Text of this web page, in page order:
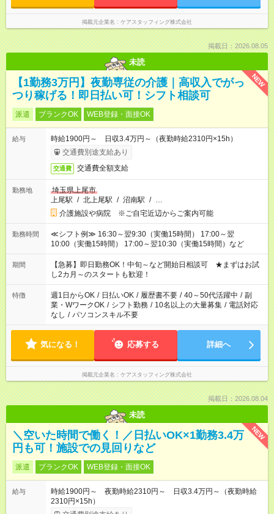
掲載元企業名 ケアスタッフィング株式会社
掲載日：2026.08.05
未読
NEW
【1勤務3万円】夜勤専従の介護｜高収入でがっ
つり稼げる！即日払い可！シフト相談可
派遣 ブランクOK WEB登録・面接OK
給与
時給1900円～ 日収3.4万円～（夜勤時給2310円×15h）
交通費別途支給あり
交通費 交通費全額支給
勤務地
埼玉県上尾市
上尾駅 / 北上尾駅 / 沼南駅 / …
介護施設や病院 ※ご自宅近辺からご案内可能
勤務時間
≪シフト例≫ 16:30～翌9:30（実働15時間） 17:00～翌
10:00（実働15時間） 17:00～翌10:30（実働15時間）など
期間
【急募】即日勤務OK！中旬～など開始日相談可 ★まずはお試
し2カ月～のスタートも歓迎！
特徴 週1日からOK / 日払いOK / 履歴書不要 / 40～50代活躍中 / 副
業・WワークOK / シフト勤務 / 10名以上の大量募集 / 電話対応
なし / パソコンスキル不要
気になる！ 応募する 詳細へ
掲載元企業名 ケアスタッフィング株式会社
掲載日：2026.08.04
未読
NEW
＼空いた時間で働く！／日払いOK×1勤務3.4万
円も可！施設での見回りなど
派遣 ブランクOK WEB登録・面接OK
給与
時給1900円～ 夜勤時給2310円～ 日収3.4万円～（夜勤時給
2310円×15h）